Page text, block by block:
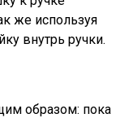
же используя
внутрь ручки.
образом: пока